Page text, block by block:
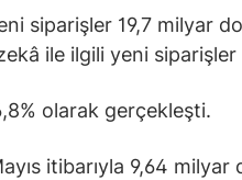
siparişler 19,7 milyar
ile ilgili yeni siparişler
olarak gerçekleşti.
itibarıyla 9,64